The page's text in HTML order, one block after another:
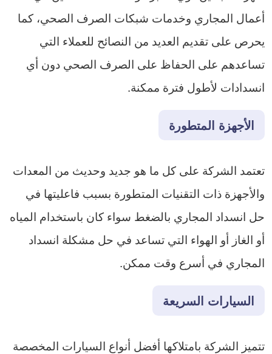
أعمال المجاري وخدمات شبكات الصرف الصحي، كما
يحرص على تقديم العديد من النصائح للعملاء التي
تساعدهم على الحفاظ على الصرف الصحي دون أي
انسدادات لأطول فترة ممكنة.
الأجهزة المتطورة
تعتمد الشركة على كل ما هو جديد وحديث من المعدات
والأجهزة ذات التقنيات المتطورة بسبب فاعليتها في
حل انسداد المجاري بالضغط سواء كان باستخدام المياه
أو الغاز أو الهواء التي تساعد في حل مشكلة انسداد
المجاري في أسرع وقت ممكن.
السيارات السريعة
تتميز الشركة بامتلاكها أفضل أنواع السيارات المخصصة